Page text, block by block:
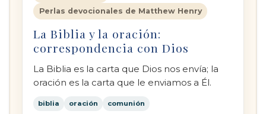
Perlas devocionales de Matthew Henry
La Biblia y la oración:
correspondencia con Dios
La Biblia es la carta que Dios nos envía; la
oración es la carta que le enviamos a Él.
biblia oración comunión